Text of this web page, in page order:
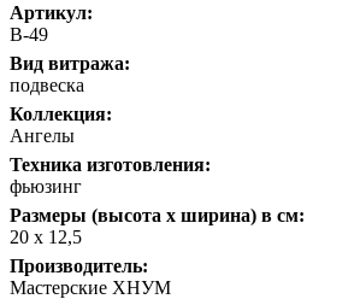
Артикул:
В-49
Вид витража:
подвеска
Коллекция:
Ангелы
Техника изготовления:
фьюзинг
Размеры (высота х ширина) в см:
20 х 12,5
Производитель:
Мастерские ХНУМ